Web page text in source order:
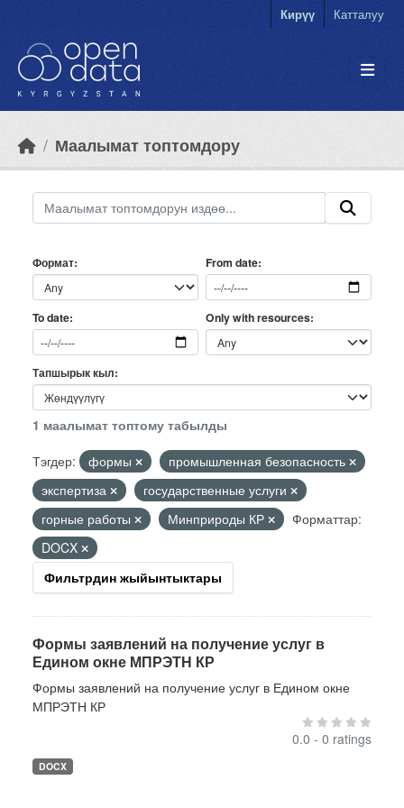
Кирүү Катталуу
Маалымат топтомдору
Формат From date
To date Only with resources
Тапшырык кыл
1 маалымат топтому табылды
Тэгдер:
формы
промышленная безопасность
экспертиза
государственные услуги
горные работы
Минприроды КР
Форматтар:
DOCX
Фильтрдин жыйынтыктары
Формы заявлений на получение услуг в
Едином окне МПРЭТН КР
Формы заявлений на получение услуг в Едином окне
МПРЭТН КР
0.0 - 0 ratings
DOCX